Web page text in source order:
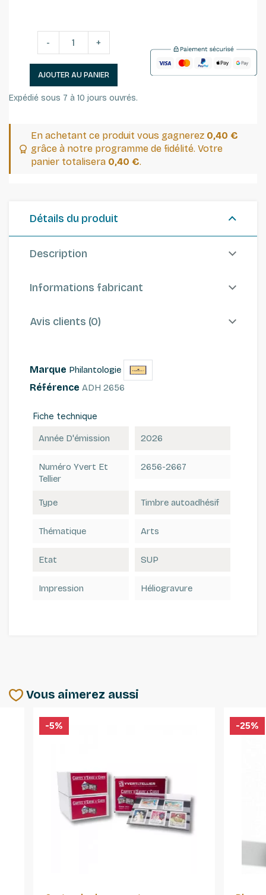
- +
AJOUTER AU PANIER
Expédié sous 7 à 10 jours ouvrés.
En achetant ce produit vous gagnerez 0,40 €
grâce à notre programme de fidélité. Votre
panier totalisera 0,40 €.
Détails du produit
Description
Informations fabricant
Avis clients (0)
Marque Philantologie
Référence ADH 2656
Fiche technique
Année D'émission 2026
Numéro Yvert Et
Tellier
2656-2667
Type Timbre autoadhésif
Thématique Arts
Etat SUP
Impression Héliogravure
Vous aimerez aussi
-5% -25%